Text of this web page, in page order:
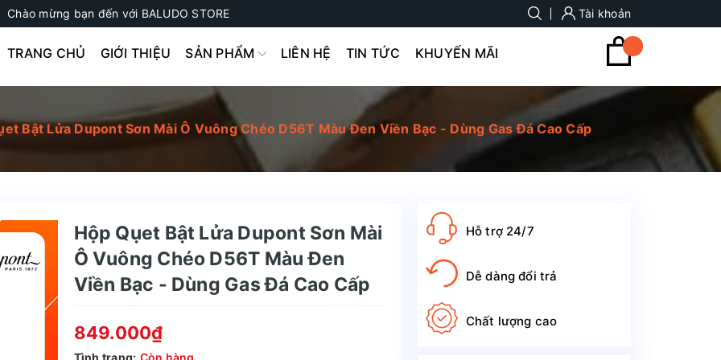
Chào mừng bạn đến với BALUDO STORE Tài khoản
TRANG CHỦ GIỚI THIỆU SẢN PHẨM LIÊN HỆ TIN TỨC KHUYẾN MÃI
Bật Lửa Dupont Sơn Mài Ô Vuông Chéo D56T Màu Đen Viền Bạc - Dùng Gas Đá Cao Cấp
Hộp Qụet Bật Lửa Dupont Sơn Mài
Ô Vuông Chéo D56T Màu Đen
Viền Bạc - Dùng Gas Đá Cao Cấp
849.000₫
Hỗ trợ 24/7
Dễ dàng đổi trả
Chất lượng cao